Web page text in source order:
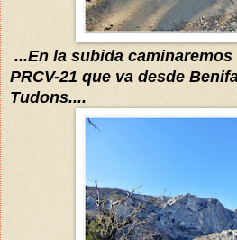
...En la subida caminaremos
PRCV-21 que va desde
Tudons....